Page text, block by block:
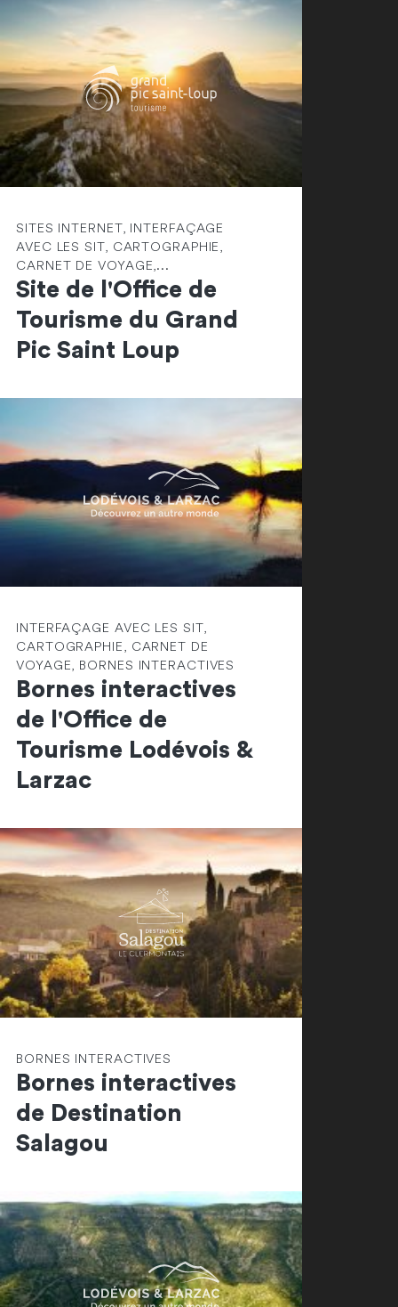
SITES INTERNET, INTERFAÇAGE
AVEC LES SIT, CARTOGRAPHIE,
CARNET DE VOYAGE,...
Site de l'Office de
Tourisme du Grand
Pic Saint Loup
INTERFAÇAGE AVEC LES SIT,
CARTOGRAPHIE, CARNET DE
VOYAGE, BORNES INTERACTIVES
Bornes interactives
de l'Office de
Tourisme Lodévois &
Larzac
BORNES INTERACTIVES
Bornes interactives
de Destination
Salagou